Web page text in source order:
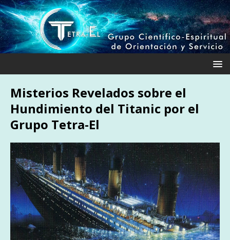
Misterios Revelados sobre el
Hundimiento del Titanic por el
Grupo Tetra-El